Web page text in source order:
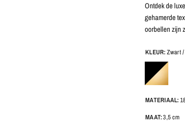
Ontdek de
gehamerde
oorbellen zijn
KLEUR:Zwart
MATERIAAL:
MAAT:3,5 cm